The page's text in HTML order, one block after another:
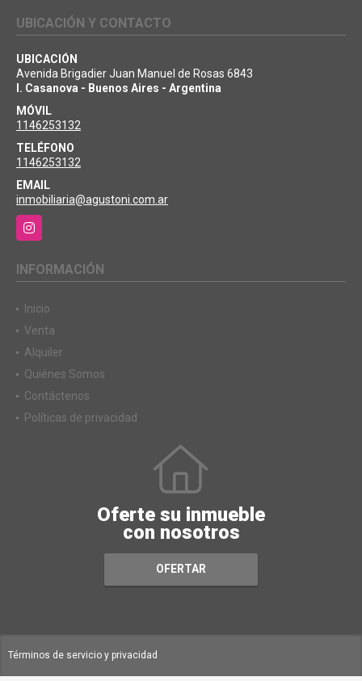
UBICACIÓN Y CONTACTO
UBICACIÓN
Avenida Brigadier Juan Manuel de Rosas 6843
I. Casanova - Buenos Aires - Argentina
MÓVIL
1146253132
TELÉFONO
1146253132
EMAIL
inmobiliaria@agustoni.com.ar
Instagram
INFORMACIÓN
Inicio
Venta
Alquiler
Quiénes Somos
Contáctenos
Políticas de privacidad
Oferte su inmueble
con nosotros
OFERTAR
Términos de servicio y privacidad